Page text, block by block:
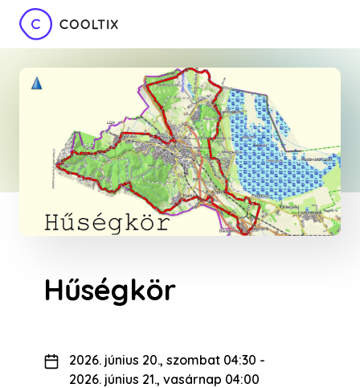
Hűségkör
2026. június 20., szombat 04:30 -
2026. június 21., vasárnap 04:00